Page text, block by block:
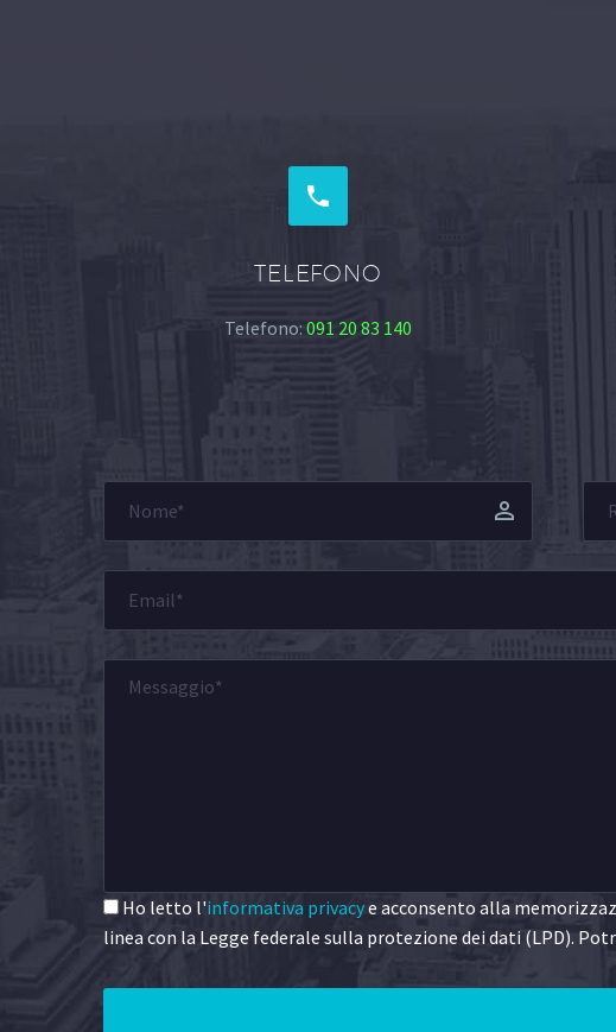


TELEFONO
Telefono: 091 20 83 140
Ho letto l'informativa privacye acconsento alla
linea con la Legge federale sulla protezione dei dati (LPD).